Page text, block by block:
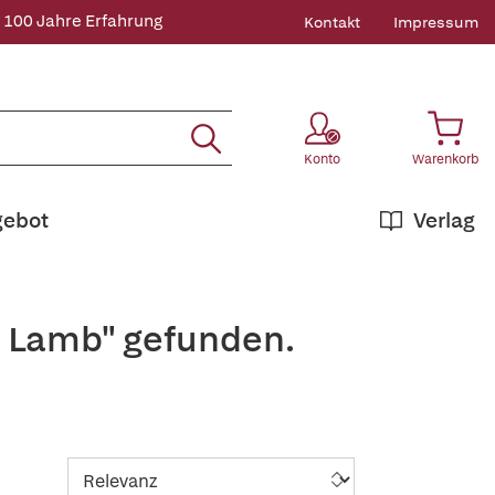
100 Jahre Erfahrung Kontakt Impressum
Konto Warenkorb
Verlag
gefunden.